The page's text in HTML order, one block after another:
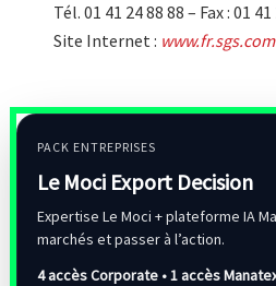
Tél. 01 41 24 88 88 – Fax : 01
Site Internet : www.fr.sgs.com
PACK ENTREPRISES
Le Moci Export Decision
Expertise Le Moci + plateforme IA
marchés et passer à l’action.
4 accès Corporate • 1 accès